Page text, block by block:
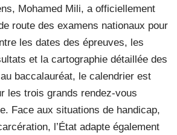
Mohamed Mili, a officiellement
route des examens nationaux pour
les dates des épreuves, les
et la cartographie détaillée des
baccalauréat, le calendrier est
les trois grands rendez-vous
Face aux situations de handicap,
l’État adapte également